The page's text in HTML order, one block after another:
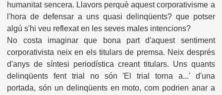
humanitat sencera. Llavors perquè aquest corporativisme a
l'hora de defensar a uns quasi delinqüents? que potser
algú s'hi veu reflexat en les seves males intencions?
No costa imaginar que bona part d'aquest sentiment
corporativista neix en els titulars de premsa. Neix després
d'anys de síntesi periodística creanttitulars. Uns quants
delinqüents fent trial no són 'El trial torna a...' d'una
portada, són un delinqüents en moto, com podrien anar a